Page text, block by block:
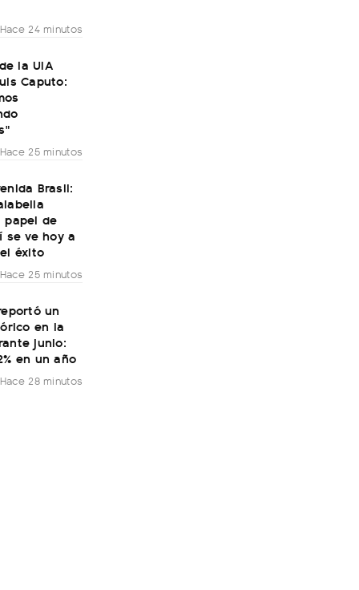
Hace 24 minutos
la UIA
Caputo:
Hace 25 minutos
Brasil:
papel de
se ve hoy a
éxito
Hace 25 minutos
un
en la
junio:
en un año
Hace 28 minutos